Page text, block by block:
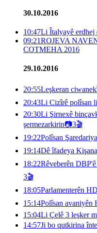
30.10.2016
10:47Li Îtalyayê erdhej
09:21ROJEVA
COTMEHA 2016
29.10.2016
20:55Leşkeran
20:43Li Cizîrê polîsan
20:30Li Şirnexê
şermezarkirin📷3🎬
19:22Polîsan
19:14Dê îfadeya
18:22Rêveberên
3🎬
18:05Parlamenterên
15:14Polîsan avaniyên
15:04Li Çelê 3 leşker
14:57Ji bo qutkirina